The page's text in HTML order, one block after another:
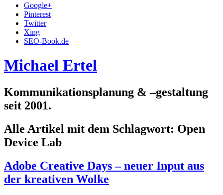
Google+
Pinterest
Twitter
Xing
SEO-Book.de
Michael Ertel
Kommunikationsplanung & –gestaltung
seit 2001.
Alle Artikel mit dem Schlagwort: Open
Device Lab
Adobe Creative Days – neuer Input aus
der kreativen Wolke